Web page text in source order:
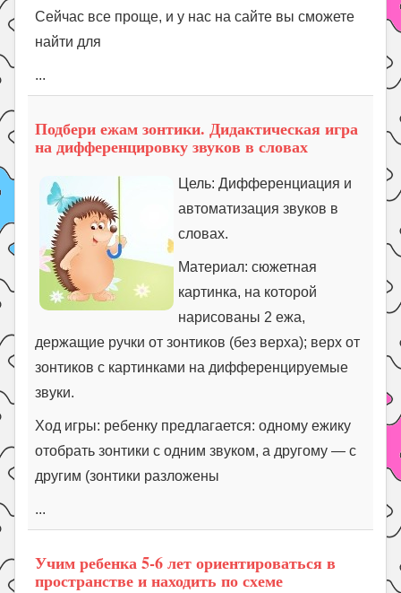
Сейчас все проще, и у нас на сайте вы сможете
найти для
...
Подбери ежам зонтики. Дидактическая игра
на дифференцировку звуков в словах
Цель: Дифференциация и
автоматизация звуков в
словах.
Материал: сюжетная
картинка, на которой
нарисованы 2 ежа,
держащие ручки от зонтиков (без верха); верх от
зонтиков с картинками на дифференцируемые
звуки.
Ход игры: ребенку предлагается: одному ежику
отобрать зонтики с одним звуком, а другому — с
другим (зонтики разложены
...
Учим ребенка 5-6 лет ориентироваться в
пространстве и находить по схеме